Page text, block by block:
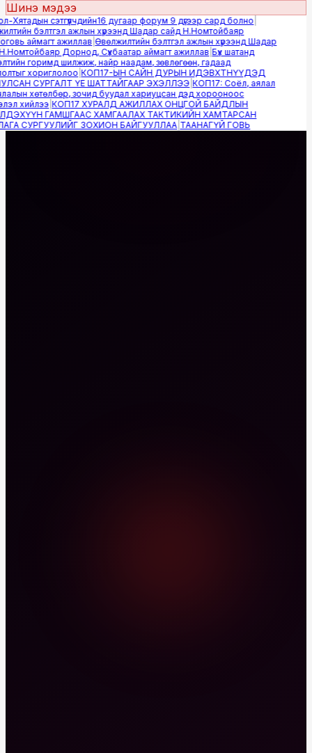
Шинэ мэдээ
сэтгүүлчдийн16 дугаар форум 9 дүгээр сард болно|
бэлтгэл ажлын хүрээнд Шадар сайд Н.Номтойбаяр
аймагт ажиллав|Өвөлжилтийн бэлтгэл ажлын хүрээнд Шадар
Дорнод, Сүхбаатар аймагт ажиллав|Бүх шатанд
горимд шилжиж, найр наадам, зөвлөгөөн, гадаад
хориглолоо|КОП17-ЫН САЙН ДУРЫН ИДЭВХТНҮҮДЭД
СУРГАЛТ ҮЕ ШАТТАЙГААР ЭХЭЛЛЭЭ|КОП17: Соёл, аялал
хөтөлбөр, зочид буудал хариуцсан дэд хорооноос
хийлээ|КОП17 ХУРАЛД АЖИЛЛАХ ОНЦГОЙ БАЙДЛЫН
ГАМШГААС ХАМГААЛАХ ТАКТИКИЙН ХАМТАРСАН
СУРГУУЛИЙГ ЗОХИОН БАЙГУУЛЛАА|ТААНАГҮЙ ГОВЬ